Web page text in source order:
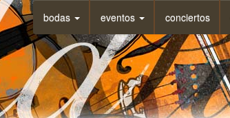
bodas eventos conciertos